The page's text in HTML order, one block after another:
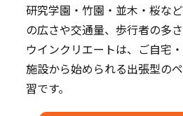
研究学園・竹園・並木・桜な
の広さや交通量、歩行者の多さ
ウインクリエートは、ご自宅
施設から始められる出張型の
習です。